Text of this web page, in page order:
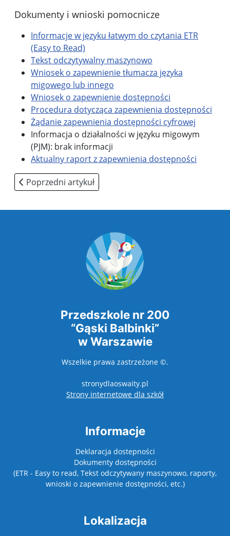
Dokumenty i wnioski pomocnicze
Informacje w języku łatwym do czytania ETR
(Easy to Read)
Tekst odczytywalny maszynowo
Wniosek o zapewnienie tłumacza języka
migowego lub innego
Wniosek o zapewnienie dostępności
Procedura dotycząca zapewnienia dostępności
Żądanie zapewnienia dostępności cyfrowej
Informacja o działalności w języku migowym
(PJM): brak informacji
Aktualny raport z zapewnienia dostępności
Poprzedni artykuł: Polityka prywatności
Poprzedni artykuł
Przedszkole nr 200
“Gąski Balbinki”
w Warszawie
Wszelkie prawa zastrzeżone ©.
stronydlaoswaity.pl
Strony internetowe dla szkółotwiera się w
Informacje
Deklaracja dostepności
Dokumenty dostępności
(ETR - Easy to read, Tekst odczytywany maszynowo, raporty,
wnioski o zapewnienie dostępności, etc.)
Lokalizacja